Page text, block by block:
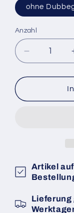
ohne
Anzahl
Anzahl
Verringere
die
Menge
Dubbeglas
Artikel
Lieferung